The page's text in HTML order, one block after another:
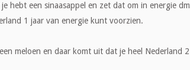
hebt een sinaasappel en zet dat om in energie
1 jaar van energie kunt voorzien.
meloen en daar komt uit dat je heel Nederland